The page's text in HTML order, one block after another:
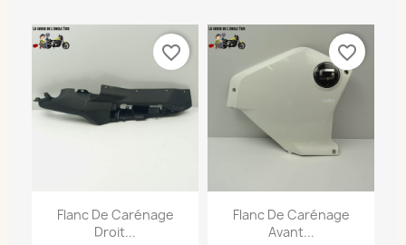
Flanc De Carénage
Droit...
favorite_border
Flanc De Carénage
Avant...
favorite_border